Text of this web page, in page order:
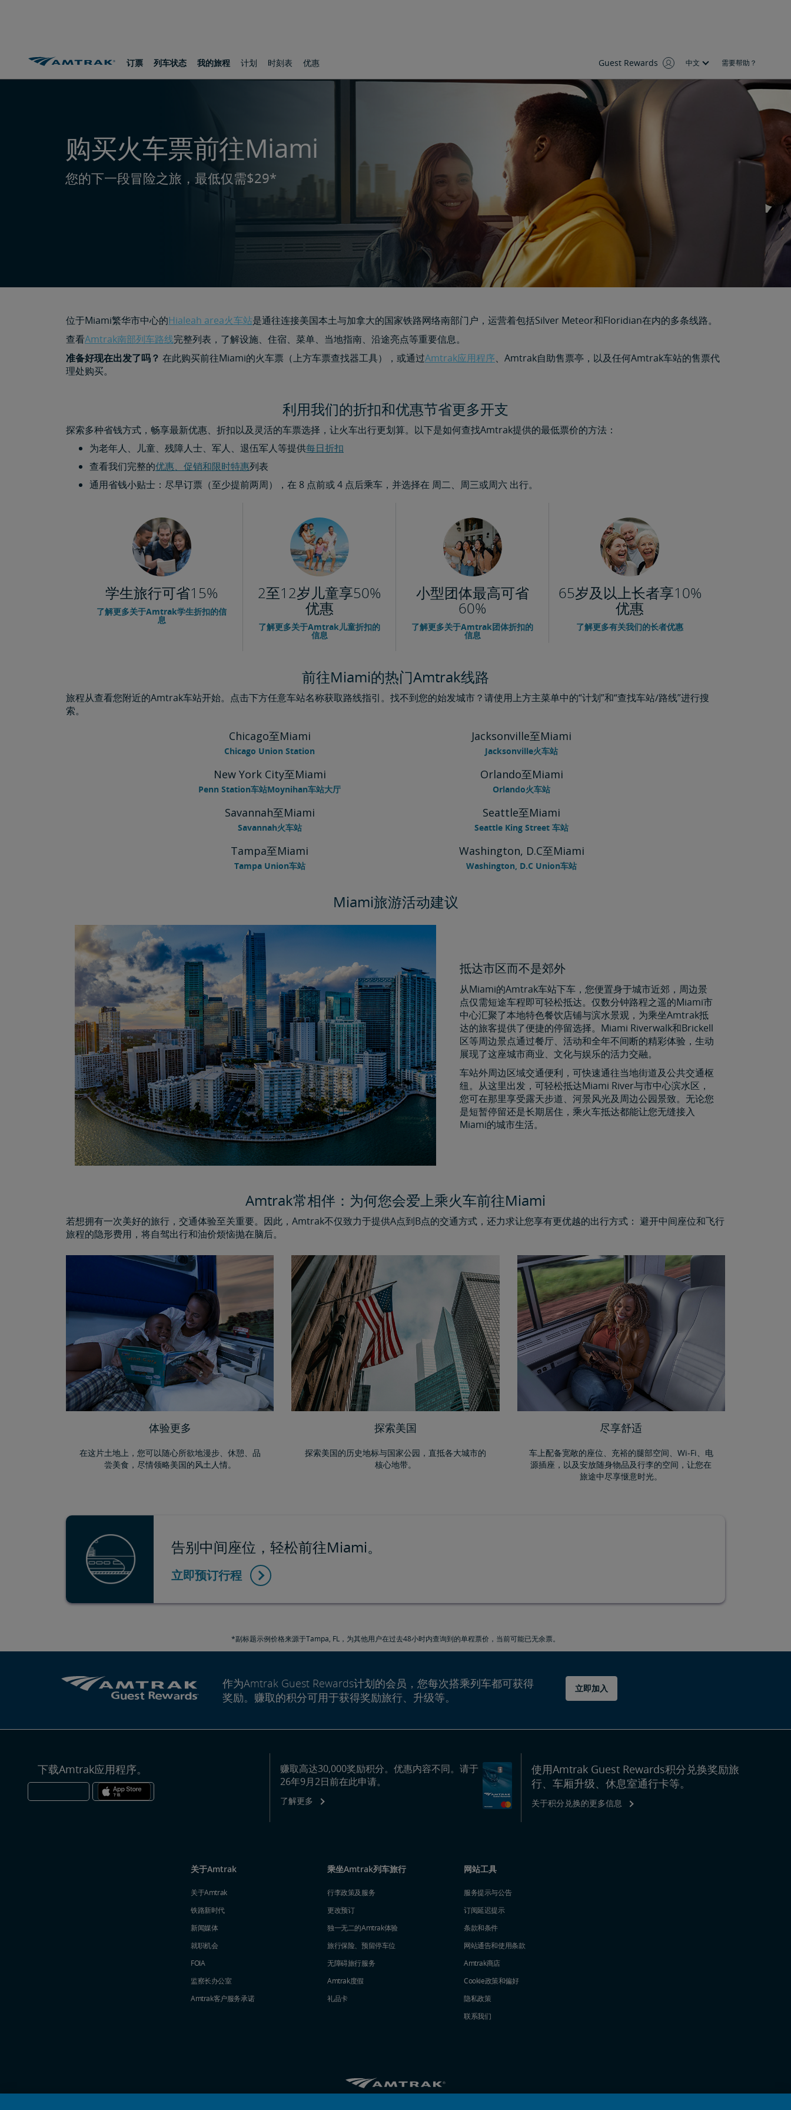
订票
列车状态 我的旅程 计划 时刻表 优惠 Guest Rewards 中文 需要帮助？
购买火车票前往Miami
您的下一段冒险之旅，最低仅需$29*
位于Miami繁华市中心的Hialeah area火车站是通往连接美国本土与加拿大的国家铁路网络南部门户，运营着包括Silver Meteor和Floridian在内的多条线路。
查看Amtrak南部列车路线完整列表，了解设施、住宿、菜单、当地指南、沿途亮点等重要信息。
准备好现在出发了吗？ 在此购买前往Miami的火车票（上方车票查找器工具），或通过Amtrak应用程序、Amtrak自助售票亭，以及任何Amtrak车站的售票代
理处购买。
利用我们的折扣和优惠节省更多开支
探索多种省钱方式，畅享最新优惠、折扣以及灵活的车票选择，让火车出行更划算。以下是如何查找Amtrak提供的最低票价的方法：
为老年人、儿童、残障人士、军人、退伍军人等提供每日折扣​​​​​​​
查看我们完整的优惠、促销和限时特惠列表
通用省钱小贴士：尽早订票（至少提前两周），在 8 点前或 4 点后乘车，并选择在 周二、周三或周六 出行。
学生旅行可省15%
了解更多关于Amtrak学生折扣的信
息
2至12岁儿童享50%
优惠
了解更多关于Amtrak儿童折扣的
信息
小型团体最高可省
60%
了解更多关于Amtrak团体折扣的
信息
65岁及以上长者享10%
优惠
了解更多有关我们的长者优惠
前往Miami的热门Amtrak线路
旅程从查看您附近的Amtrak车站开始。点击下方任意车站名称获取路线指引。找不到您的始发城市？请使用上方主菜单中的“计划”和“查找车站/路线”进行搜
索。
Chicago至Miami
Chicago Union Station
Jacksonville至Miami
Jacksonville火车站
New York City至Miami
Penn Station车站Moynihan车站大厅
Orlando至Miami
Orlando火车站
Savannah至Miami
Savannah火车站
Seattle至Miami
Seattle King Street 车站
Tampa至Miami
Tampa Union车站
Washington, D.C至Miami
Washington, D.C Union车站
Miami旅游活动建议
抵达市区而不是郊外
从Miami的Amtrak车站下车，您便置身于城市近郊，周边景
点仅需短途车程即可轻松抵达。仅数分钟路程之遥的Miami市
中心汇聚了本地特色餐饮店铺与滨水景观，为乘坐Amtrak抵
达的旅客提供了便捷的停留选择。Miami Riverwalk和Brickell
区等周边景点通过餐厅、活动和全年不间断的精彩体验，生动
展现了这座城市商业、文化与娱乐的活力交融。
车站外周边区域交通便利，可快速通往当地街道及公共交通枢
纽。从这里出发，可轻松抵达Miami River与市中心滨水区，
您可在那里享受露天步道、河景风光及周边公园景致。无论您
是短暂停留还是长期居住，乘火车抵达都能让您无缝接入
Miami的城市生活。
Amtrak常相伴：为何您会爱上乘火车前往Miami
若想拥有一次美好的旅行，交通体验至关重要。因此，Amtrak不仅致力于提供A点到B点的交通方式，还力求让您享有更优越的出行方式： 避开中间座位和飞行
旅程的隐形费用，将自驾出行和油价烦恼抛在脑后。
体验更多
在这片土地上，您可以随心所欲地漫步、休憩、品
尝美食，尽情领略美国的风土人情。
探索美国
探索美国的历史地标与国家公园，直抵各大城市的
核心地带。
尽享舒适
车上配备宽敞的座位、充裕的腿部空间、Wi-Fi、电
源插座，以及安放随身物品及行李的空间，让您在
旅途中尽享惬意时光。
告别中间座位，轻松前往Miami。
立即预订行程
*副标题示例价格来源于Tampa, FL，为其他用户在过去48小时内查询到的单程票价，当前可能已无余票。
作为Amtrak Guest Rewards计划的会员，您每次搭乘列车都可获得
奖励。赚取的积分可用于获得奖励旅行、升级等。
立即加入
下载Amtrak应用程序。
赚取高达30,000奖励积分。优惠内容不同。请于
26年9月2日前在此申请。
了解更多
使用Amtrak Guest Rewards积分兑换奖励旅
行、车厢升级、休息室通行卡等。
关于积分兑换的更多信息
关于Amtrak
关于Amtrak
铁路新时代
新闻媒体
就职机会
FOIA
监察长办公室
Amtrak​​​​​​​客户服务承诺
乘坐Amtrak列车旅行
行李政策及服务
更改预订
独一无二的Amtrak体验
旅行保险、预留停车位
无障碍旅行服务
Amtrak度假
礼品卡
网站工具
服务提示与公告
订阅延迟提示
条款和条件
网站通告和使用条款
Amtrak商店
Cookie政策和偏好
隐私政策
联系我们